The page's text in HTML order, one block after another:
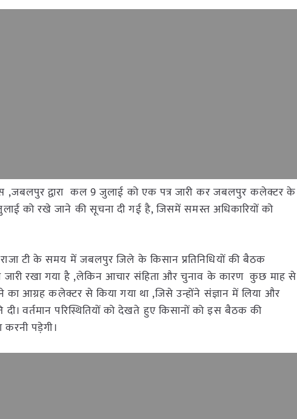
द्वारा कल 9 जुलाई को एक पत्र जारी कर जबलपुर कलेक्टर के
रखे जाने की सूचना दी गई है, जिसमें समस्त अधिकारियों को
टी के समय में जबलपुर जिले के किसान प्रतिनिधियों की बैठक
भी जारी रखा गया है ,लेकिन आचार संहिता और चुनाव के कारण कुछ माह से
कलेक्टर से किया गया था ,जिसे उन्होंने संज्ञान में लिया और
वर्तमान परिस्थितियों को देखते हुए किसानों को इस बैठक की
पड़ेगी।